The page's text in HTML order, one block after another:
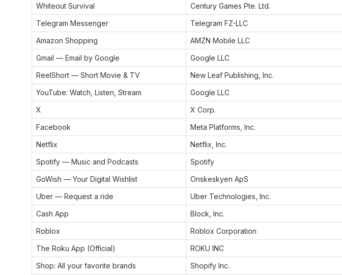
Whiteout Survival
Century Games Pte. Ltd.
Telegram Messenger
Telegram FZ-LLC
Amazon Shopping
AMZN Mobile LLC
Gmail — Email by Google
Google LLC
ReelShort — Short Movie & TV
New Leaf Publishing, Inc.
YouTube: Watch, Listen, Stream
Google LLC
X
X Corp.
Facebook
Meta Platforms, Inc.
Netflix
Netflix, Inc.
Spotify — Music and Podcasts
Spotify
GoWish — Your Digital Wishlist
Onskeskyen ApS
Uber — Request a ride
Uber Technologies, Inc.
Cash App
Block, Inc.
Roblox
Roblox Corporation
The Roku App (Official)
ROKU INC
Shop: All your favorite brands
Shopify Inc.